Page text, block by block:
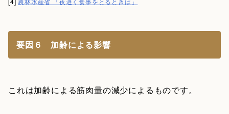
要因６ 加齢による影響
これは加齢による筋肉量の減少によるものです。